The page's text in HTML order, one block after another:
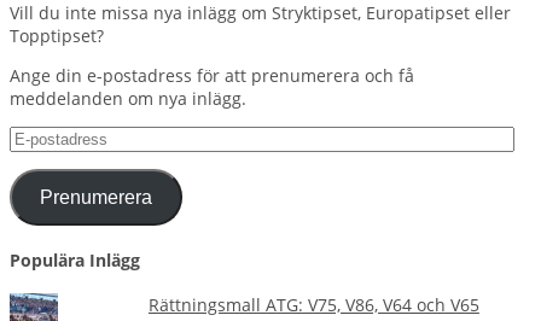
Vill du inte missa nya inlägg om Stryktipset, Europatipset eller
Topptipset?
Ange din e-postadress för att prenumerera och få
meddelanden om nya inlägg.
E-
Prenumerera
Populära Inlägg
Rättningsmall ATG: V75, V86, V64 och V65